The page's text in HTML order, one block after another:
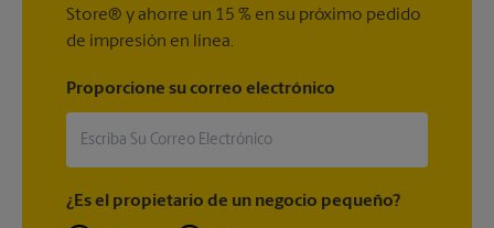
Store® y ahorre un 15 % en su próximo pedido
de impresión en línea.
Proporcione su correo electrónico
¿Es el propietario de un negocio pequeño?